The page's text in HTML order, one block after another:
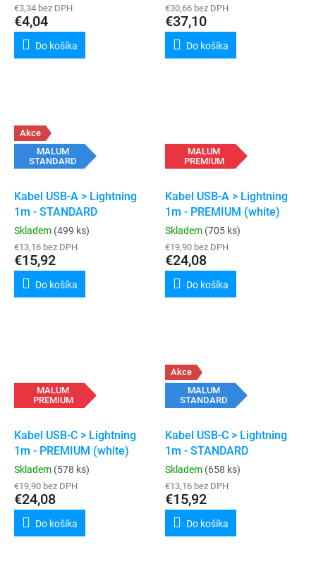
€3,34 bez DPH
€4,04
Do košíka
€30,66 bez DPH
€37,10
Do košíka
Akce
MALUM
STANDARD
Kabel USB-A > Lightning
1m - STANDARD
Skladem (499 ks)
€13,16 bez DPH
€15,92
Do košíka
MALUM
PREMIUM
Kabel USB-A > Lightning
1m - PREMIUM (white)
Skladem (705 ks)
€19,90 bez DPH
€24,08
Do košíka
MALUM
PREMIUM
Kabel USB-C > Lightning
1m - PREMIUM (white)
Skladem (578 ks)
€19,90 bez DPH
€24,08
Do košíka
Akce
MALUM
STANDARD
Kabel USB-C > Lightning
1m - STANDARD
Skladem (658 ks)
€13,16 bez DPH
€15,92
Do košíka